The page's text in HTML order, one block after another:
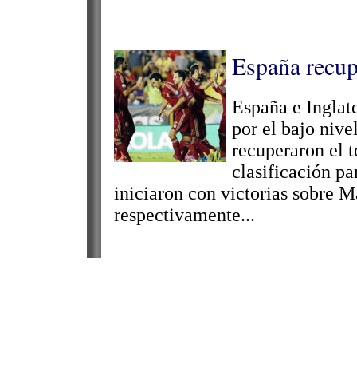
España
España e
por el bajo
recuperaron el
clasificación
iniciaron con victorias sobre
respectivamente...